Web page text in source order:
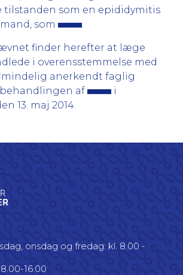
tilstanden som en epididymitis
som
finder herefter at læge
i overensstemmelse med
anerkendt faglig
af
i
13. maj 2014.
onsdag og fredag: kl. 8.00 -
16.00